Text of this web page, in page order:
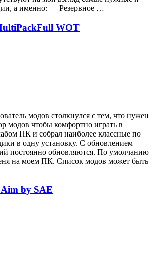
а именно: — Резервное …
WOT
модов столкнулся с тем, что нужен
модов чтобы комфортно играть в
ПК и собрал наиболее классные по
в одну установку. С обновлением
постоянно обновляются. По умолчанию
на моем ПК. Список модов может быть
by SAE